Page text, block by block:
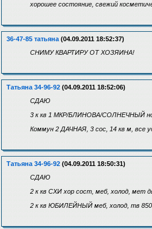
хорошее состояние, свежий
36-47-85 татьяна (04.09.2011 18:52:37)
СНИМУ КВАРТИРУ ОТ ХОЗЯИНА!
Татьяна 34-96-92 (04.09.2011 18:52:06)
СДАЮ
3 к кв 1 МКР/БЛИНОВА/СОЛНЕЧНЫЙ
Коммун 2 ДАЧНАЯ, 3 сос, 14 кв м, все
Татьяна 34-96-92 (04.09.2011 18:50:31)
СДАЮ
2 к кв СХИ хор сост, меб, холод, мет
2 к кв ЮБИЛЕЙНЫЙ меб, холод, тв